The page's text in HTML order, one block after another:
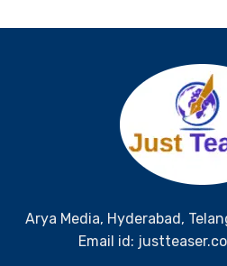
Arya Media, Hyderabad,
Email id: